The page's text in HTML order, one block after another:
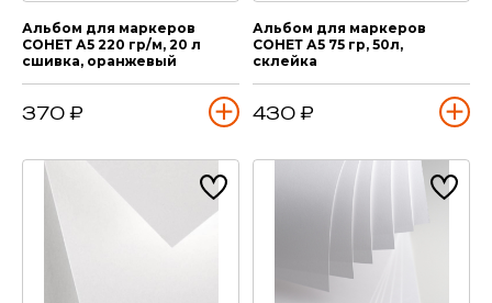
Альбом для маркеров
СОНЕТ А5 220 гр/м, 20 л
сшивка, оранжевый
370 ₽
Альбом для маркеров
СОНЕТ А5 75 гр, 50л,
склейка
430 ₽